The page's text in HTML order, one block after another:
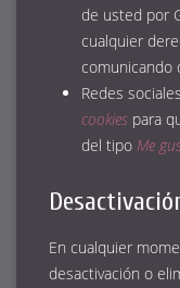
de usted por
cualquier
comunicando
Redes
cookies para
del tipo Me
En cualquier
desactivación o